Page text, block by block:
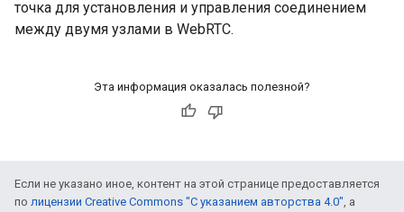
точка для установления и управления соединением
между двумя узлами в WebRTC.
Эта информация оказалась полезной?
Если не указано иное, контент на этой странице предоставляется
по лицензии Creative Commons "С указанием авторства 4.0", а